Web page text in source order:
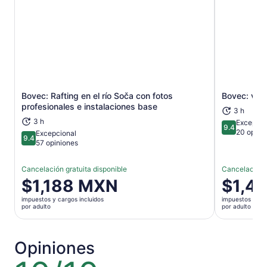
Bovec: Rafting en el río Soča con fotos
profesionales e instalaciones base
3 h
9.49.4 de 10
Excepcional
57 opiniones
Cancelación gratuita disponible
El
precio
es
de
por
adulto
$1,188 MXN
impuestos y cargos incluidos
por adulto
Se abrirá en una nueva pestaña
Bovec:
3 h
9.49.4 de 10
20
Cancelación
El
precio
es
de
impuestos y
por adulto
Opiniones
10